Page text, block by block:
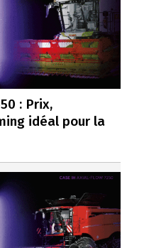
: Prix,
idéal pour la